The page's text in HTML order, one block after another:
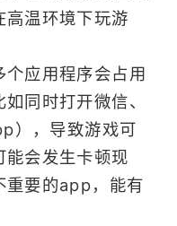
高温环境下玩游
个应用程序会占用
同时打开微信、
），导致游戏可
能会发生卡顿现
重要的app，能有